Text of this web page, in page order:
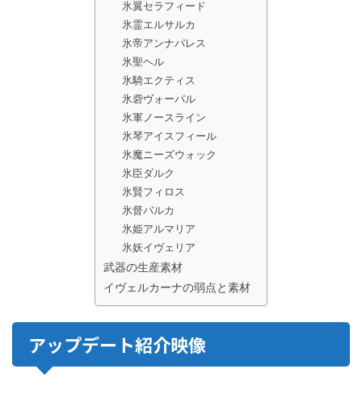
氷翼セラフィード
氷霊エルサルカ
氷帝アンナパレス
氷聖ヘル
氷騎エクティス
氷砦ヴォーパル
氷軍ノースライン
氷琴アイスフィール
氷魔ニーズウォック
氷臣ダルク
氷賢フィロス
氷督バルカ
氷姫アルマリア
氷妖イヴェリア
武器の生産素材
イヴェルカーナの弱点と素材
アップデート紹介映像